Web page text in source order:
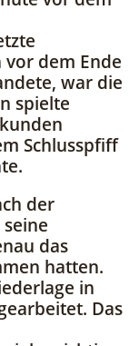
dem Ende
war die
spielte
Schlusspfiff
der
das
hatten.
in
Das